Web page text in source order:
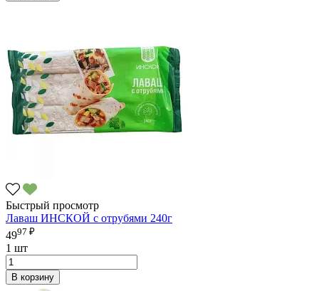
Быстрый просмотр
Лаваш ИНСКОЙ с отрубями 240г
4997 ₽
1 шт
В корзину